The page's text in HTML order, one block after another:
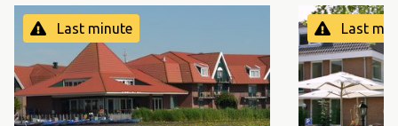
Last minute Last